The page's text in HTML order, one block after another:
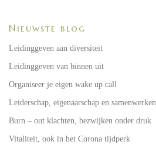
Nieuwste blog
Leidinggeven aan diversiteit
Leidinggeven van binnen uit
Organiseer je eigen wake up call
Leiderschap, eigenaarschap en samenwerken
Burn – out klachten, bezwijken onder druk
Vitaliteit, ook in het Corona tijdperk